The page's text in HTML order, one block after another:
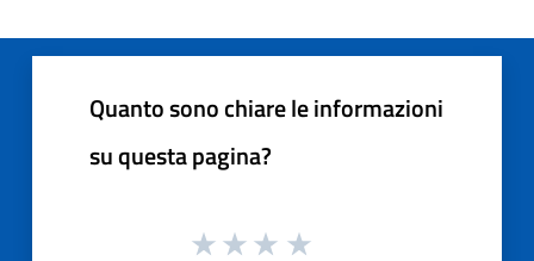
Quanto sono chiare le informazioni
su questa pagina?